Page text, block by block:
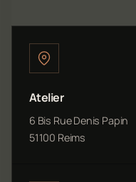
Atelier
6 Bis Rue Denis Papin
51100 Reims